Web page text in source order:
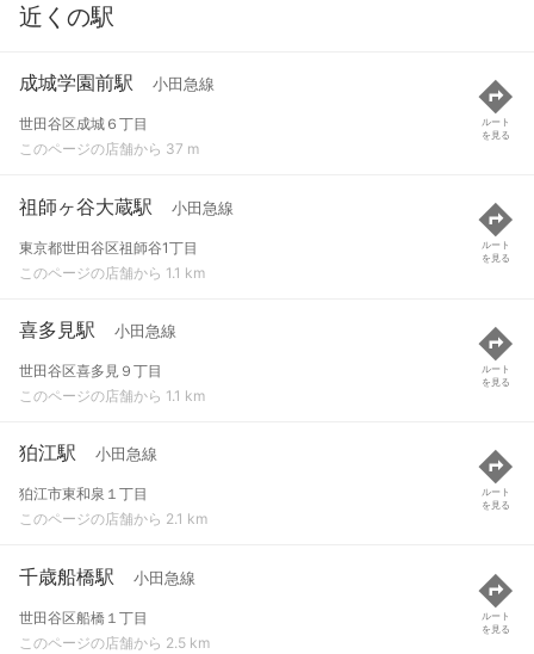
近くの駅
成城学園前駅 小田急線
世田谷区成城６丁目
このページの店舗から 37 m
ルート
を見る
祖師ヶ谷大蔵駅 小田急線
東京都世田谷区祖師谷1丁目
このページの店舗から 1.1 km
ルート
を見る
喜多見駅 小田急線
世田谷区喜多見９丁目
このページの店舗から 1.1 km
ルート
を見る
狛江駅 小田急線
狛江市東和泉１丁目
このページの店舗から 2.1 km
ルート
を見る
千歳船橋駅 小田急線
世田谷区船橋１丁目
このページの店舗から 2.5 km
ルート
を見る